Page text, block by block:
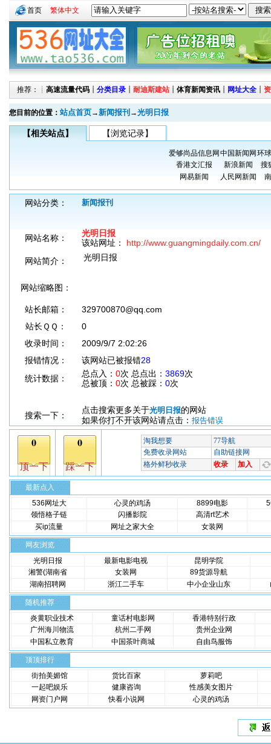
首页 繁体中文
推荐：┊ 高速流量代码 ┊ 分类目录 ┊ 耐迪斯建站 ┊ 体育新闻资讯 ┊ 网址大全 ┊
您目前的位置： 站点首页→新闻报刊 →光明日报
【相关站点】 【浏览记录】
爱够尚品信息网 中国新闻网 环
香港文汇报
新浪新闻
搜
网易新闻
人民网新闻
网站分类： 新闻报刊
网站名称：
光明日报
该站网址： http://www.guangmingdaily.com.cn/
网站简介：
光明日报
网站缩略图：
站长邮箱：
329700870@qq.com
站长ＱＱ：
0
收录时间：
2009/9/7 2:02:26
报错情况：
该网站已被报错28
统计数据：
总点入： 0次 总点出： 3869次
总被顶： 0次 总被踩： 0次
搜索一下：
点击搜索更多关于光明日报的网站
如果你打不开该网站请点击： 报告错误
最新点入
536网址大
心灵的鸡汤 8899电影
领悟格子链
闪播影院
高清rt艺术
买ip流量
网址之家大全 女装网
网友浏览
光明日报
最新电影电视
昆明学院
湘警(湖南省
女装网
89货源导航
湖南招聘网
浙江二手车 中小企业山东
随机推荐
炎黄职业技术
童话村电影网
香港特别行政
广州海川物流
杭州二手网
贵州企业网
中国私立教育
中国茶叶商城 自由鸟服饰
顶顶排行
街拍美媚馆
货比百家
萝莉吧
一起吧娱乐
健康咨询
性感美女图片
网资门户网
快看小说网 心灵的鸡汤